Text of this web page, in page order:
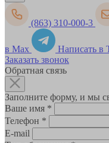
(863) 310-000-3
в Max
Написать в
Заказать звонок
Обратная связь
Заполните форму, и мы
Ваше имя *
Телефон *
E-mail